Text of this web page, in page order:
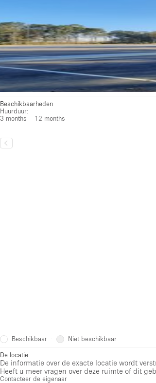
Beschikbaarheden
Huurduur:
3 months – 12 months
Beschikbaar · Niet beschikbaar
De locatie
De informatie over de exacte locatie wordt
Heeft u meer vragen over deze ruimte of dit
Contacteer de eigenaar